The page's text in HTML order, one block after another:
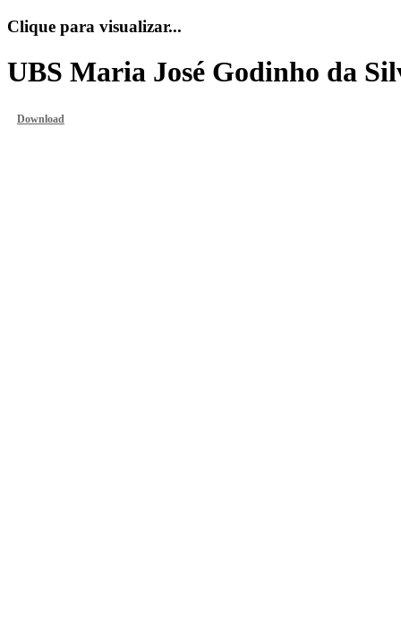
Clique para visualizar...
UBS Maria José Godinho da
Download